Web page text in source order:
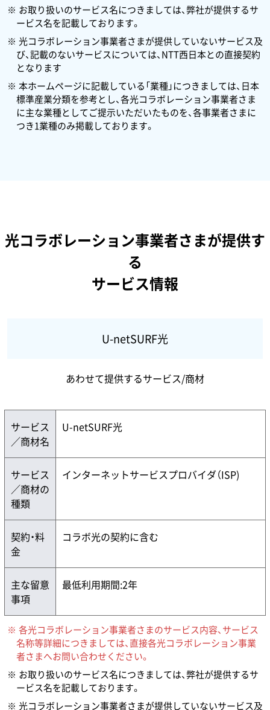
お取り扱いのサービス名につきましては、弊社が提供するサ
ービス名を記載しております。
光コラボレーション事業者さまが提供していないサービス及
び、記載のないサービスについては、NTT西日本との直接契約
となります
本ホームページに記載している「業種」につきましては、日本
標準産業分類を参考とし、各光コラボレーション事業者さま
に主な業種としてご提示いただいたものを、各事業者さまに
つき1業種のみ掲載しております。
光コラボレーション事業者さまが提供す
る
サービス情報
U-netSURF光
あわせて提供するサービス/商材
サービス
／商材名
U-netSURF光
サービス
／商材の
種類
インターネットサービスプロバイダ（ISP)
契約・料
金
コラボ光の契約に含む
主な留意
事項
最低利用期間:2年
各光コラボレーション事業者さまのサービス内容、サービス
名称等詳細につきましては、直接各光コラボレーション事業
者さまへお問い合わせください。
お取り扱いのサービス名につきましては、弊社が提供するサ
ービス名を記載しております。
光コラボレーション事業者さまが提供していないサービス及